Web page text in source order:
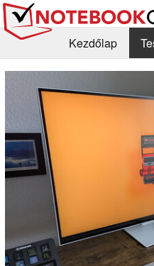
Kezdőlap
Hírek
GYIK /
Könyvtár